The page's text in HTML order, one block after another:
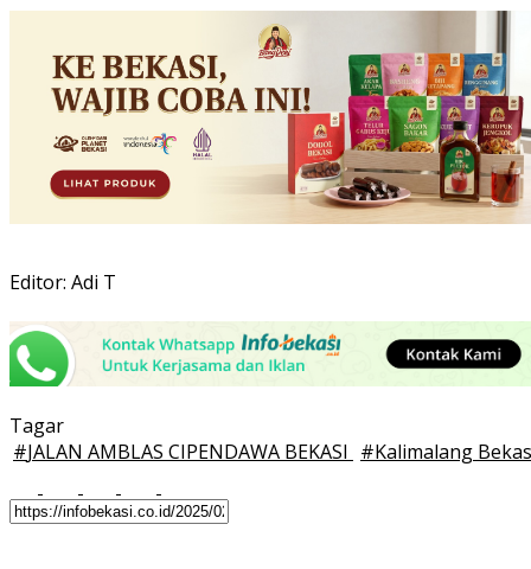
Editor: Adi T
Tagar
#JALAN AMBLAS CIPENDAWA BEKASI #Kalimalang